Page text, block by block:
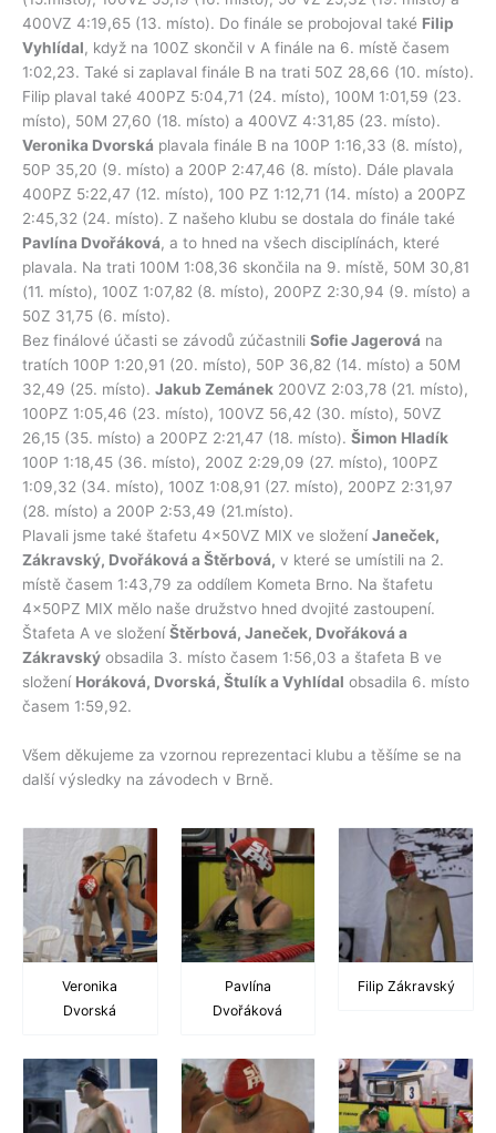
400VZ 4:19,65 (13. místo). Do finále se probojoval také Filip
Vyhlídal, když na 100Z skončil v A finále na 6. místě časem
1:02,23. Také si zaplaval finále B na trati 50Z 28,66 (10. místo).
Filip plaval také 400PZ 5:04,71 (24. místo), 100M 1:01,59 (23.
místo), 50M 27,60 (18. místo) a 400VZ 4:31,85 (23. místo).
Veronika Dvorská plavala finále B na 100P 1:16,33 (8. místo),
50P 35,20 (9. místo) a 200P 2:47,46 (8. místo). Dále plavala
400PZ 5:22,47 (12. místo), 100 PZ 1:12,71 (14. místo) a 200PZ
2:45,32 (24. místo). Z našeho klubu se dostala do finále také
Pavlína Dvořáková, a to hned na všech disciplínách, které
plavala. Na trati 100M 1:08,36 skončila na 9. místě, 50M 30,81
(11. místo), 100Z 1:07,82 (8. místo), 200PZ 2:30,94 (9. místo) a
50Z 31,75 (6. místo).
Bez finálové účasti se závodů zúčastnili Sofie Jagerová na
tratích 100P 1:20,91 (20. místo), 50P 36,82 (14. místo) a 50M
32,49 (25. místo). Jakub Zemánek 200VZ 2:03,78 (21. místo),
100PZ 1:05,46 (23. místo), 100VZ 56,42 (30. místo), 50VZ
26,15 (35. místo) a 200PZ 2:21,47 (18. místo). Šimon Hladík
100P 1:18,45 (36. místo), 200Z 2:29,09 (27. místo), 100PZ
1:09,32 (34. místo), 100Z 1:08,91 (27. místo), 200PZ 2:31,97
(28. místo) a 200P 2:53,49 (21.místo).
Plavali jsme také štafetu 4x50VZ MIX ve složeníJaneček,
Zákravský, Dvořáková a Štěrbová, v které se umístili na 2.
místě časem 1:43,79 za oddílem Kometa Brno. Na štafetu
4x50PZ MIX mělo naše družstvo hned dvojité zastoupení.
Štafeta A ve složeníŠtěrbová, Janeček, Dvořáková a
Zákravský obsadila 3. místo časem 1:56,03 a štafeta B ve
složení Horáková, Dvorská, Štulík a Vyhlídal obsadila 6. místo
časem 1:59,92.
Všem děkujeme za vzornou reprezentaci klubu a těšíme se na
další výsledky na závodech v Brně.
Veronika
Dvorská
Pavlína
Dvořáková
Filip Zákravský